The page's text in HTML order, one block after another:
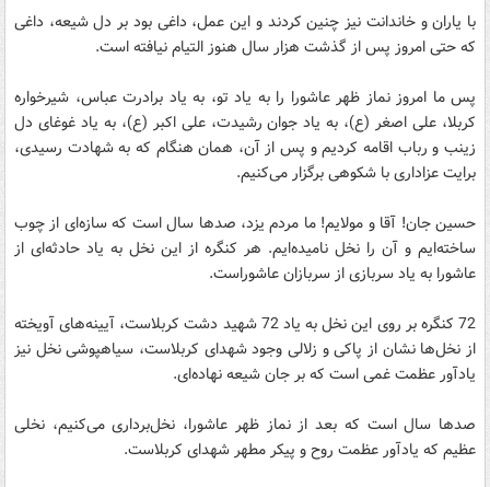
با یاران و خاندانت نیز چنین کردند و این عمل، داغی بود بر دل شیعه، داغی
که حتی امروز پس از گذشت هزار سال هنوز التیام نیافته است.
پس ما امروز نماز ظهر عاشورا را به یاد تو، به یاد برادرت عباس، شیرخواره
کربلا، علی اصغر (ع)، به یاد جوان رشیدت، علی اکبر (ع)، به یاد غوغای دل
زینب و رباب اقامه کردیم و پس از آن، همان هنگام که به شهادت رسیدی،
برایت عزاداری با شکوهی برگزار می‌کنیم.
حسین جان! آقا و مولایم! ما مردم یزد، صدها سال است که سازه‌ای از چوب
ساخته‌ایم و آن را نخل نامیده‌ایم. هر کنگره از این نخل به یاد حادثه‌ای از
عاشورا به یاد سربازی از سربازان عاشوراست.
72 کنگره بر روی این نخل به یاد 72 شهید دشت کربلاست، آیینه‌های آویخته
از نخل‌ها نشان از پاکی و زلالی وجود شهدای کربلاست، سیاهپوشی نخل نیز
یادآور عظمت غمی است که بر جان شیعه نهاده‌ای.
صدها سال است که بعد از نماز ظهر عاشورا، نخل‌برداری می‌کنیم، نخلی
عظیم که یادآور عظمت روح و پیکر مطهر شهدای کربلاست.